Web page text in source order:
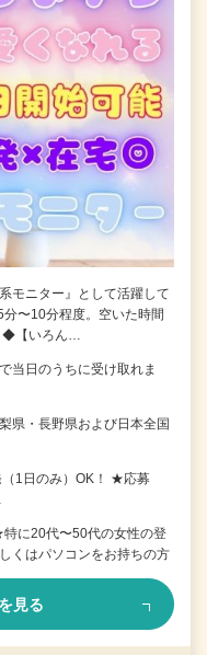
モニター』として活躍して
〜10分程度。空いた時間
◆【いろん…
日のうちに受け取れま
・長野県および日本全国
1日のみ）OK！ ★応募
に20代〜50代の女性の登
はパソコンをお持ちの方
見る